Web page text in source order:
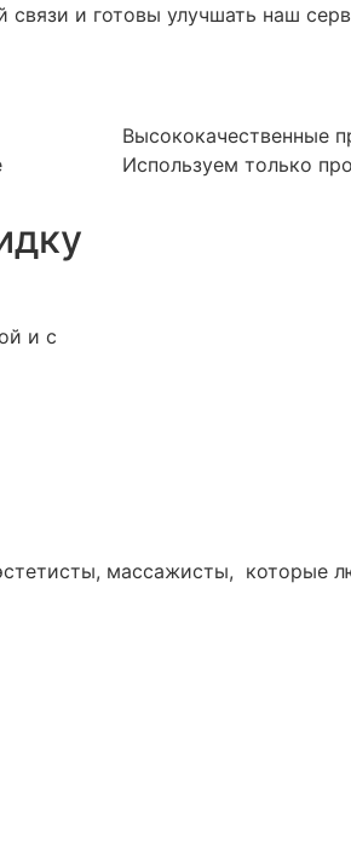
и готовы улучшать наш
Высококачественные
Используем только
и с
массажисты, которые